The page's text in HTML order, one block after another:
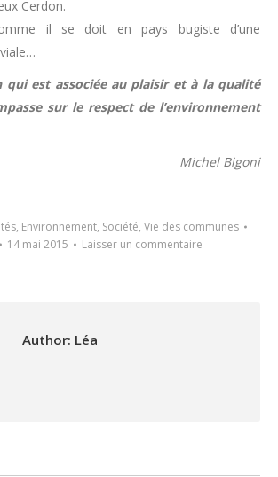
Cerdon.
il se doit en pays bugiste d’une
qui est associée au plaisir et à la qualité
sur le respect de l’environnement
Michel Bigoni
, Environnement, Société, Vie des communes
14 mai 2015 Laisser un commentaire
Author: Léa